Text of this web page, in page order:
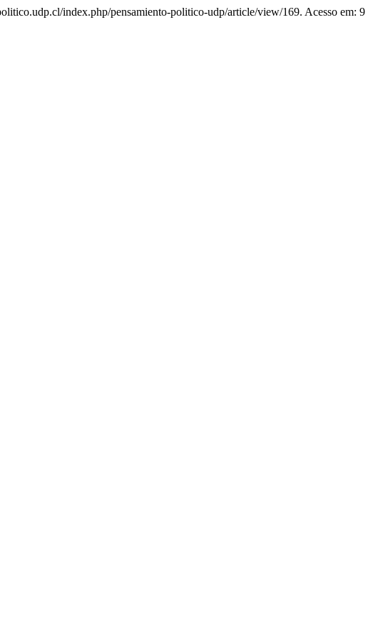
index.php/pensamiento-politico-udp/article/view/169. Acesso em: 9